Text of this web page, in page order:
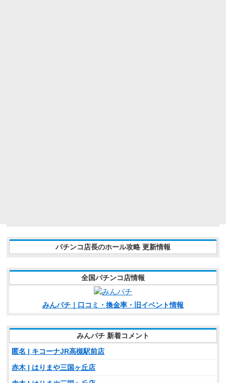
パチンコ店長のホール攻略 更新情報
全国パチンコ店情報
みんパチ｜口コミ・換金率・旧イベント情報
みんパチ 新着コメント
匿名 | キコーナJR高槻駅前店
赤木 | はりまや三国ヶ丘店